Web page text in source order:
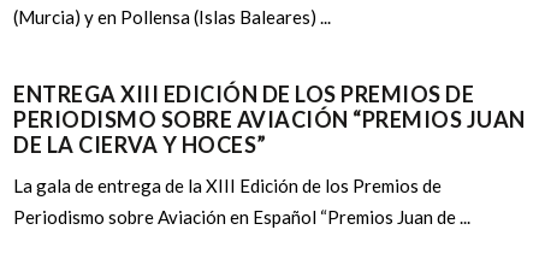
(Murcia) y en Pollensa (Islas Baleares) ...
ENTREGA XIII EDICIÓN DE LOS PREMIOS DE
PERIODISMO SOBRE AVIACIÓN “PREMIOS JUAN
DE LA CIERVA Y HOCES”
La gala de entrega de la XIII Edición de los Premios de
Periodismo sobre Aviación en Español “Premios Juan de ...